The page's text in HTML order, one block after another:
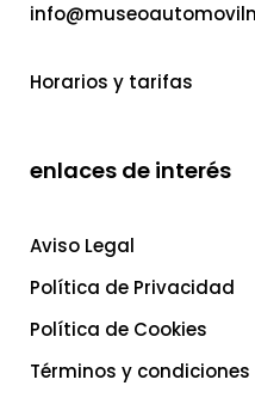
Horarios y tarifas
enlaces de interés
Aviso Legal
Política de Privacidad
Política de Cookies
Términos y condiciones